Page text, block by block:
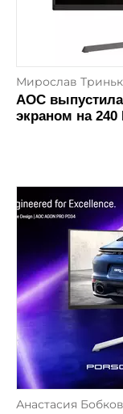
Мирослав
AOC
экраном на 240
Анастасия